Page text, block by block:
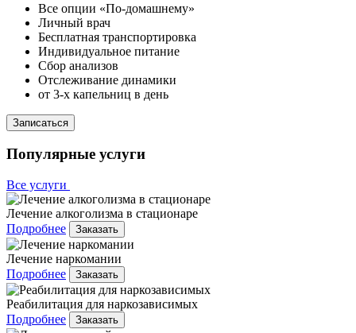
Все опции «По-домашнему»
Личный врач
Бесплатная транспортировка
Индивидуальное питание
Сбор анализов
Отслеживание динамики
от 3-х капельниц в день
Записаться
Популярные услуги
Все услуги
Лечение алкоголизма в стационаре
Подробнее
Заказать
Лечение наркомании
Подробнее
Заказать
Реабилитация для наркозависимых
Подробнее
Заказать